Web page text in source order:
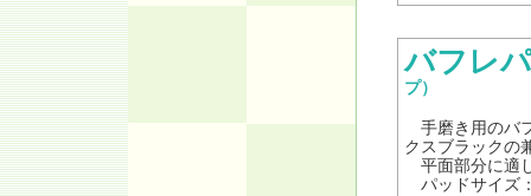
バフレ
プ）
手磨き用のバ
クスブラックの
平面部分に適
パッドサイズ